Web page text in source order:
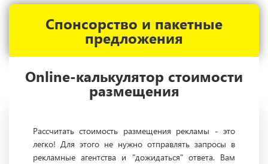
Online-калькулятор стоимости
размещения
Спонсорство и пакетные
предложения
Рассчитать стоимость размещения рекламы - это
легко! Для этого не нужно отправлять запросы в
рекламные агентства и "дожидаться" ответа. Вам